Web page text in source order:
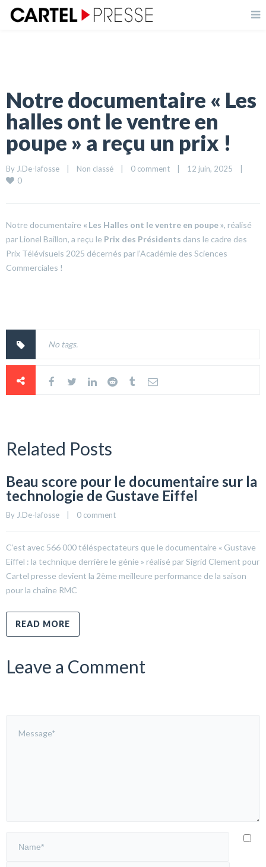
Notre documentaire « Les
halles ont le ventre en
poupe » a reçu un prix !
By J.De-lafosse Non classé 0 comment 12 juin, 2025
0
Notre documentaire « Les Halles ont le ventre en poupe », réalisé
par Lionel Baillon, a reçu le Prix des Présidents dans le cadre des
Prix Télévisuels 2025 décernés par l’Académie des Sciences
Commerciales !
No tags.
Related Posts
Beau score pour le documentaire sur la
technologie de Gustave Eiffel
By J.De-lafosse 0 comment
C’est avec 566 000 téléspectateurs que le documentaire « Gustave
Eiffel : la technique derrière le génie » réalisé par Sigrid Clement pour
Cartel presse devient la 2ème meilleure performance de la saison
pour la chaîne RMC
READ MORE
Leave a Comment